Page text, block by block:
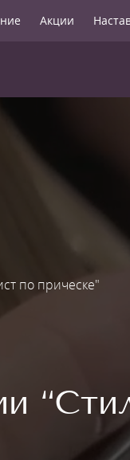
Акции
по прическе"